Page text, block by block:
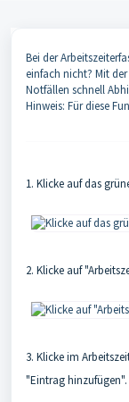
Bei der
einfach nicht? Mit
Notfällen schnell
Hinweis: Für diese
1. Klicke auf das
2. Klicke auf
3. Klicke im
"Eintrag hinzufügen".